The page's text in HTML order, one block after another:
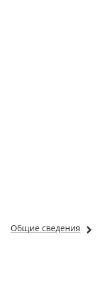
Общие сведения